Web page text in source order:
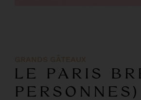
GRANDS GÂTEAUX
LE PARIS
PERSONNES)